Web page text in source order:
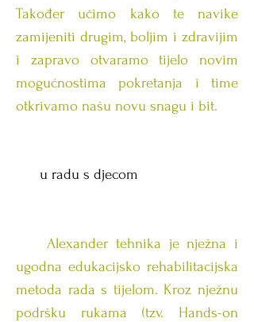
Također učimo kako te navike
zamijeniti drugim, boljim i zdravijim
i zapravo otvaramo tijelo novim
mogućnostima pokretanja i time
otkrivamo našu novu snagu i bit.
u radu s djecom
Alexander tehnika je nježna i
ugodna edukacijsko rehabilitacijska
metoda rada s tijelom. Kroz nježnu
podršku rukama (tzv. Hands-on